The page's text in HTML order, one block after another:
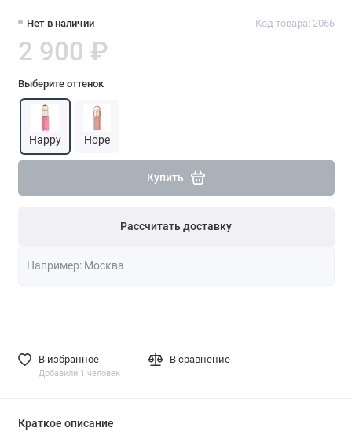
Нет в наличии Код товара: 2066
2 900 ₽
Выберите оттенок
Happy Hope
Купить
Рассчитать доставку
В избранное
Добавили 1 человек
В сравнение
Краткое описание